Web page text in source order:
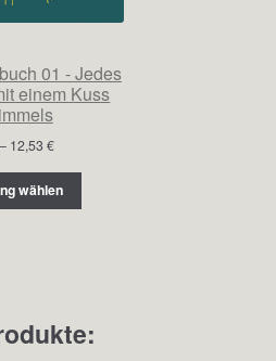
01 - Jedes
einem Kuss
– 12,53 €Preisspanne:
bis
12,53 €
wählen